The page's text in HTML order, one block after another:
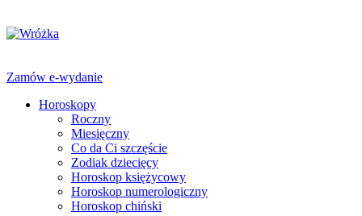
Zamów e-wydanie
Horoskopy
Roczny
Miesięczny
Co da Ci szczęście
Zodiak dziecięcy
Horoskop księżycowy
Horoskop numerologiczny
Horoskop chiński